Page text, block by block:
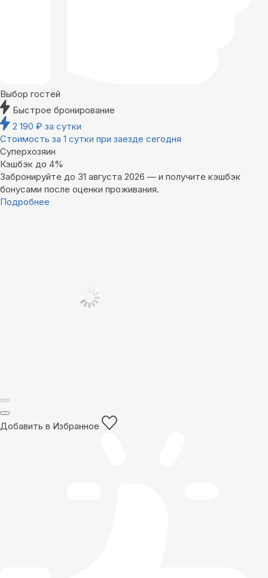
Выбор гостей
Быстрое бронирование
2 190 ₽ за сутки
Стоимость за 1 сутки при заезде сегодня
Суперхозяин
Кэшбэк до 4%
Забронируйте до 31 августа 2026 — и получите кэшбэк
бонусами после оценки проживания.
Подробнее
Добавить в Избранное